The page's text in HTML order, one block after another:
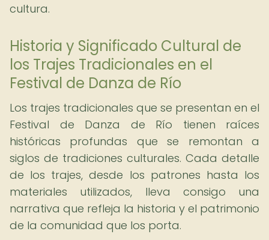
cultura.
Historia y Significado Cultural de
los Trajes Tradicionales en el
Festival de Danza de Río
Los trajes tradicionales que se presentan en el
Festival de Danza de Río tienen raíces
históricas profundas que se remontan a
siglos de tradiciones culturales. Cada detalle
de los trajes, desde los patrones hasta los
materiales utilizados, lleva consigo una
narrativa que refleja la historia y el patrimonio
de la comunidad que los porta.